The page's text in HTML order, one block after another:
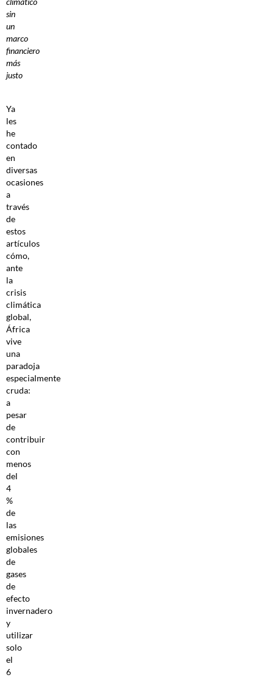
sin
un
marco
financiero
más
justo
Ya
les
he
contado
en
diversas
ocasiones
a
través
de
estos
artículos
cómo,
ante
la
crisis
climática
global,
África
vive
una
paradoja
especialmente
cruda:
a
pesar
de
contribuir
con
menos
del
4
%
de
las
emisiones
globales
de
gases
de
efecto
invernadero
y
utilizar
solo
el
6